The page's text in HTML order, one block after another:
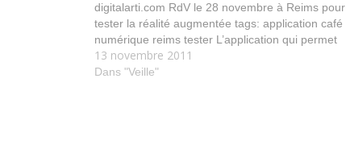
digitalarti.com RdV le 28 novembre à Reims pour
tester la réalité augmentée tags: application café
numérique reims tester L’application qui permet
de voir à travers les vêtements | So Particular
Une application de réalité augmentée qui va…
13 novembre 2011
Dans "Veille"